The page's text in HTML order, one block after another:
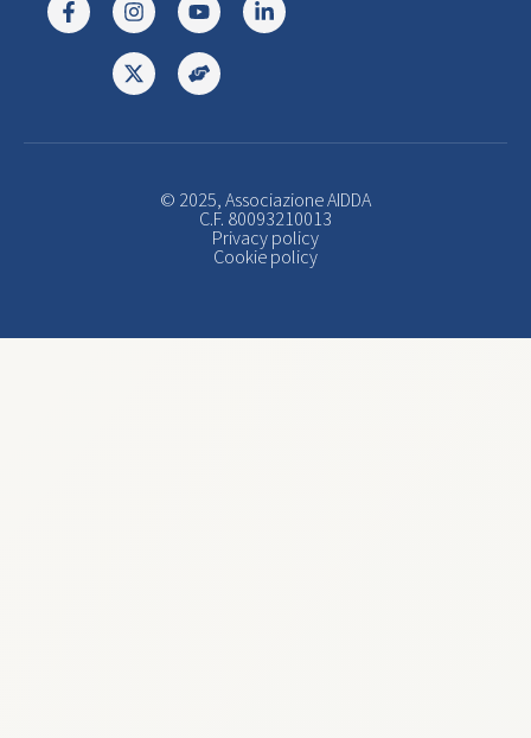
© 2025, Associazione AIDDA
C.F. 80093210013
Privacy policy
Cookie policy